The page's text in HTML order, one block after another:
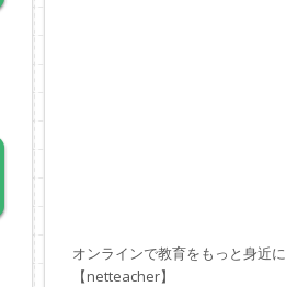
オンラインで教育をもっと身近に
【netteacher】